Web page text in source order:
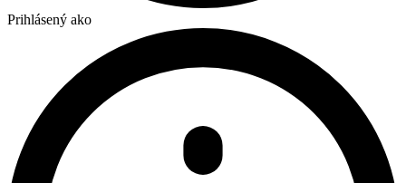
Prihlásený ako